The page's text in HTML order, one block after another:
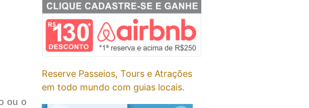
ou o
Reserve Passeios, Tours e Atrações
em todo mundo com guias locais.